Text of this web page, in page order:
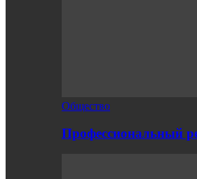
Общество
Профессиональный